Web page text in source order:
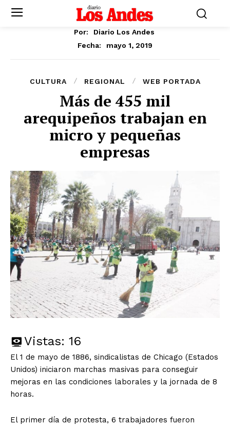
Por:
Diario Los Andes
Fecha:
mayo 1, 2019
CULTURA REGIONAL WEB PORTADA
Más de 455 mil
arequipeños trabajan en
micro y pequeñas
empresas
Vistas: 16
El 1 de mayo de 1886, sindicalistas de Chicago (Estados
Unidos) iniciaron marchas masivas para conseguir
mejoras en las condiciones laborales y la jornada de 8
horas.
El primer día de protesta, 6 trabajadores fueron